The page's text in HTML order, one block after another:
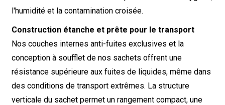
l'humidité et la contamination croisée.
Construction étanche et prête pour le transport
Nos couches internes anti-fuites exclusives et la
conception à soufflet de nos sachets offrent une
résistance supérieure aux fuites de liquides, même dans
des conditions de transport extrêmes. La structure
verticale du sachet permet un rangement compact, une